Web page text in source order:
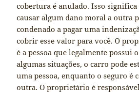
cobertura é anulado. Isso significa
causar algum dano moral a outra
condenado a pagar uma
cobrir esse valor para você. O
é a pessoa que legalmente possui
algumas situações, o carro pode
uma pessoa, enquanto o seguro é
outra. O proprietário é